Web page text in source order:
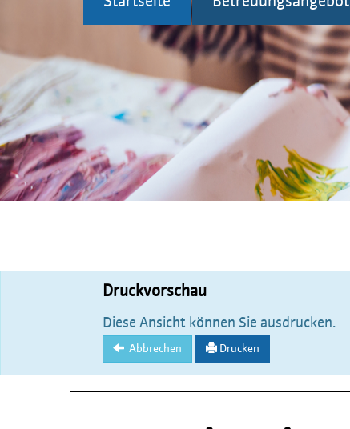
Druckvorschau
Diese Ansicht können Sie ausdrucken.
Abbrechen Drucken